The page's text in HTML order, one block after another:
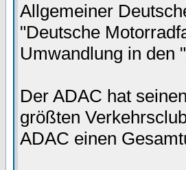
Allgemeiner
"Deutsche
Umwandlung in den
Der ADAC hat
größten
ADAC einen